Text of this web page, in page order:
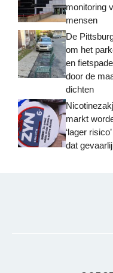
monitoring
mensen
De
om het
en
door de
dichten
markt
‘lager
dat